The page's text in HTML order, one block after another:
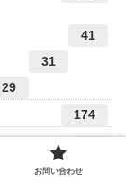
41
31
29
174
お問い合わせ